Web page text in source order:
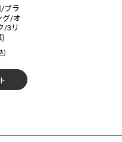
ブラ
グ/オ
/3リ
)
)